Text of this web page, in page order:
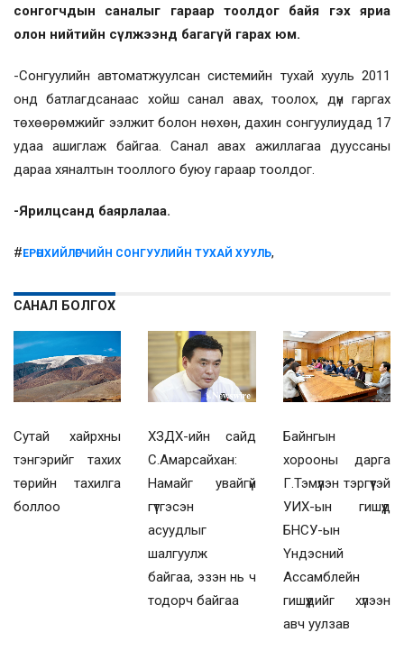
сонгогчдын саналыг гараар тоолдог байя гэх яриа
олон нийтийн сүлжээнд багагүй гарах юм.
-Сонгуулийн автоматжуулсан системийн тухай хууль 2011
онд батлагдсанаас хойш санал авах, тоолох, дүн гаргах
төхөөрөмжийг ээлжит болон нөхөн, дахин сонгуулиудад 17
удаа ашиглаж байгаа. Санал авах ажиллагаа дууссаны
дараа хяналтын тооллого буюу гараар тоолдог.
-Ярилцсанд баярлалаа.
#ЕРӨНХИЙЛӨГЧИЙН СОНГУУЛИЙН ТУХАЙ ХУУЛЬ,
САНАЛ БОЛГОХ
Сутай хайрхны
тэнгэрийг тахих
төрийн тахилга
боллоо
ХЗДХ-ийн сайд
С.Амарсайхан:
Намайг увайгүй
гүтгэсэн
асуудлыг
шалгуулж
байгаа, эзэн нь ч
тодорч байгаа
Байнгын
хорооны дарга
Г.Тэмүүлэн тэргүүтэй
УИХ-ын гишүүд
БНСУ-ын
Үндэсний
Ассамблейн
гишүүдийг хүлээн
авч уулзав